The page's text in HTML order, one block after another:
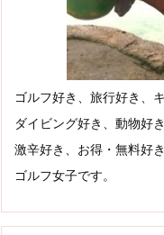
ゴルフ好き、旅行好き、
ダイビング好き、動物好
激辛好き、お得・無料好
ゴルフ女子です。